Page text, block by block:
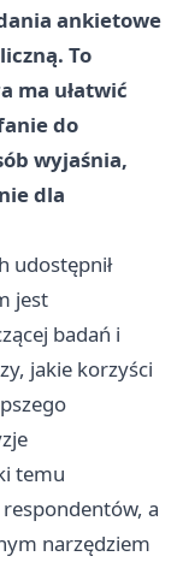
ankietowe
. To
ma ułatwić
do
wyjaśnia,
dla
udostępnił
jest
badań i
jakie korzyści
temu
a
narzędziem